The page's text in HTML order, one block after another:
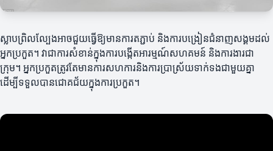
ស្លាបព្រិលល្បែងអាចជួយធ្វើឱ្យមានការតភ្ជាប់ និងការបង្រៀនជំនាញសង្គមដល់
អ្នកប្រកួត។ វាជាការសំខាន់ក្នុងការបង្កើតអារម្មណ៍សហគមន៍ និងការងារជា
ក្រុម។ អ្នកប្រកួតត្រូវតែមានការសហការនិងការប្រាស្រ័យទាក់ទងជាមួយគ្នា
ដើម្បីទទួលបានជោគជ័យក្នុងការប្រកួត។